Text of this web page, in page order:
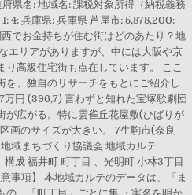
県名: 地域名: 課税対象所得（納税義務
4: 兵庫県: 兵庫県 芦屋市: 5,878,200:
でお金持ちが住む街はどのあたり？地
エリアがありますが、中には大阪や京
高級住宅街も点在しています。 ここ
を、独自のリサーチをもとにご紹介し
円 (396,7) 言わずと知れた宝塚歌劇団
が広がる。特に雲雀丘花屋敷(ひばりが
画のサイズが大きい。 7生駒市(奈良
域まちづくり協議会 地域カルテ
構成 福井町 町丁目 、光明町 小林3丁目
項】 本地域カルテのデータは、「ま